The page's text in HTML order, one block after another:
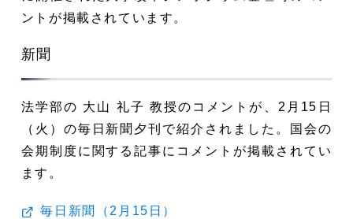
ントが掲載されています。
新聞
法学部の 大山 礼子 教授のコメントが、2月15日
（火）の毎日新聞夕刊で紹介されました。国会の
会期制度に関する記事にコメントが掲載されてい
ます。
毎日新聞（2月15日）